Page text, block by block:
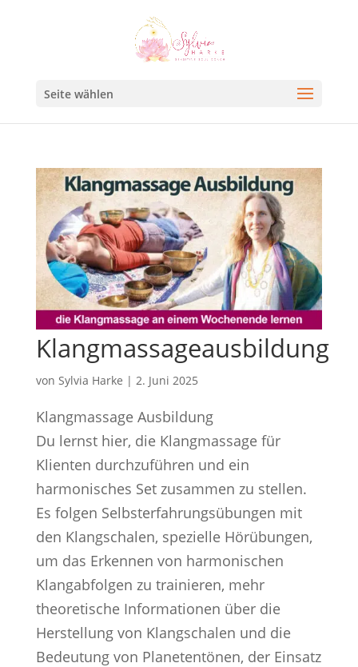
Seite wählen
Klangmassageausbildung
von Sylvia Harke | 2. Juni 2025
Klangmassage Ausbildung
Du lernst hier, die Klangmassage für
Klienten durchzuführen und ein
harmonisches Set zusammen zu stellen.
Es folgen Selbsterfahrungsübungen mit
den Klangschalen, spezielle Hörübungen,
um das Erkennen von harmonischen
Klangabfolgen zu trainieren, mehr
theoretische Informationen über die
Herstellung von Klangschalen und die
Bedeutung von Planetentönen, der Einsatz